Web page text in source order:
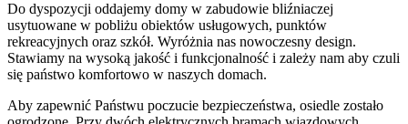
Do dyspozycji oddajemy domy w zabudowie bliźniaczej
usytuowane w pobliżu obiektów usługowych, punktów
rekreacyjnych oraz szkół. Wyróżnia nas nowoczesny design.
Stawiamy na wysoką jakość i funkcjonalność i zależy nam aby czuli
się państwo komfortowo w naszych domach.
Aby zapewnić Państwu poczucie bezpieczeństwa, osiedle zostało